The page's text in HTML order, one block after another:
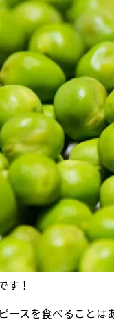
す！
ースを食べることは